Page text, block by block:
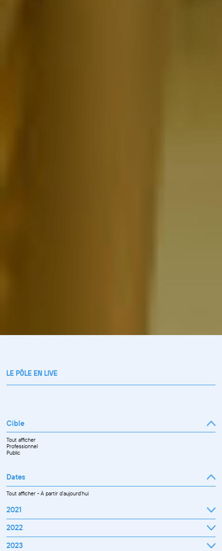
LE PÔLE EN LIVE
Cible
Tout afficher
Professionnel
Public
Dates
Tout afficher-À partir d'aujourd'hui
2021
Septembre
Novembre
Décembre
2022
Janvier
2023